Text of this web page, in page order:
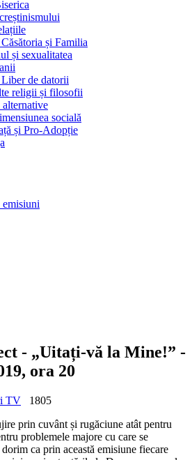
și Familia
și sexualitatea
de datorii
religii și filosofii
socială
și Pro-Adopție
- „Uitați-vă la Mine!” -
ora 20
TV
1805
prin cuvânt și rugăciune atât pentru
problemele majore cu care se
ca prin această emisiune fiecare